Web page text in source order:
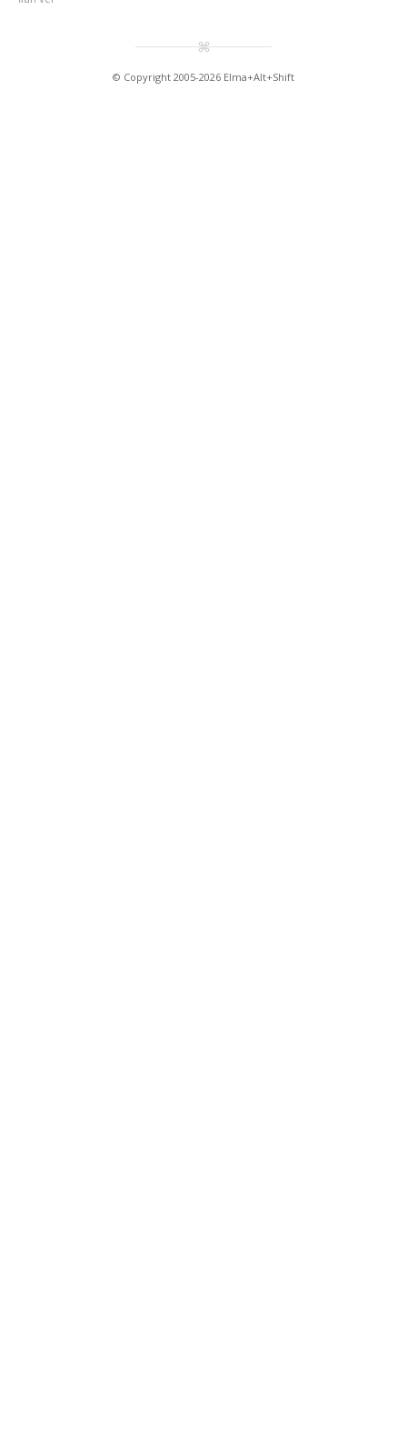
© Copyright 2005-2026 Elma+Alt+Shift